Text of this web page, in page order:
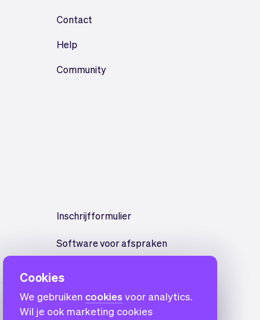
Contact
Help
Community
Inschrijfformulier
Software voor afspraken
Cookies
We gebruiken cookies voor analytics.
Wil je ook marketing cookies